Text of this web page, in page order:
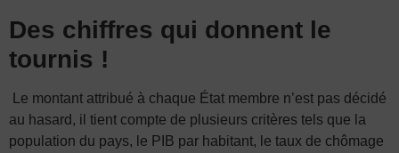
Des chiffres qui donnent le
tournis !
Le montant attribué à chaque État membre n’est pas décidé
au hasard, il tient compte de plusieurs critères tels que la
population du pays, le PIB par habitant, le taux de chômage